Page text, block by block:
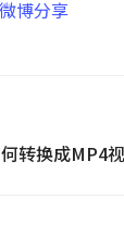
转换成MP4